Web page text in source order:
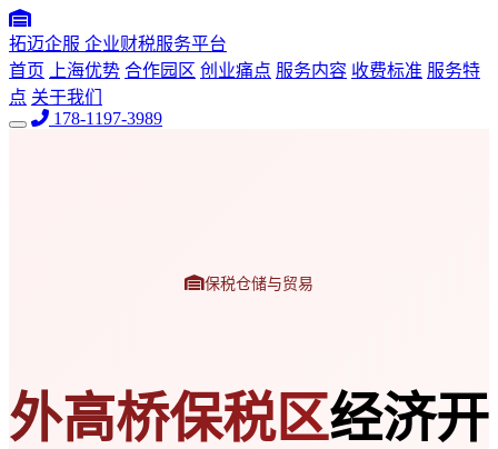
拓迈企服 企业财税服务平台
首页
上海优势 合作园区 创业痛点 服务内容 收费标准 服务特
点 关于我们
178-1197-3989
保税仓储与贸易
外高桥保税区经济开